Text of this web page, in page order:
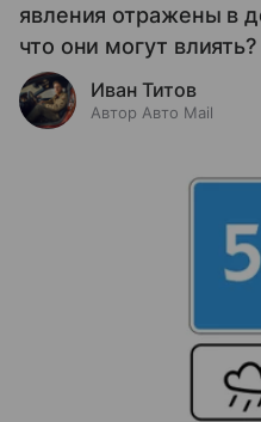
явления отражены в
что они могут влиять?
Иван Титов
Автор Авто Mail